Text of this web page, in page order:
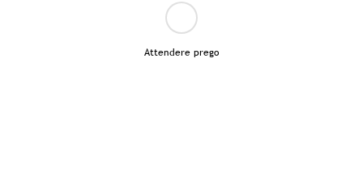
Attendere prego